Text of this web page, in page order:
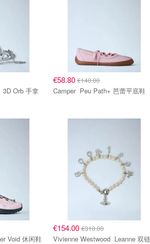
€58.80 €140.00
Camper Peu Path+ 芭蕾平底鞋
Void 休闲鞋
€154.00 €310.00
Vivienne Westwood Leanne 双链